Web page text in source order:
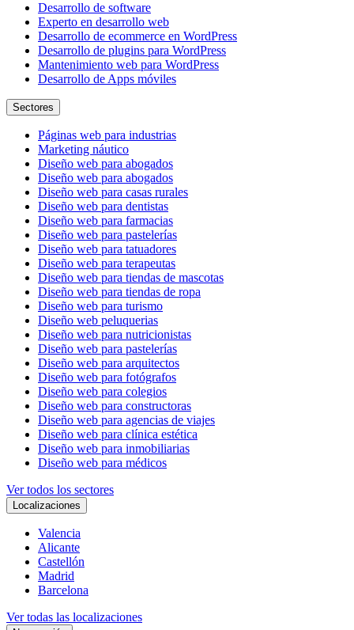
Desarrollo de software
Experto en desarrollo web
Desarrollo de ecommerce en WordPress
Desarrollo de plugins para WordPress
Mantenimiento web para WordPress
Desarrollo de Apps móviles
Sectores
Páginas web para industrias
Marketing náutico
Diseño web para abogados
Diseño web para abogados
Diseño web para casas rurales
Diseño web para dentistas
Diseño web para farmacias
Diseño web para pastelerías
Diseño web para tatuadores
Diseño web para terapeutas
Diseño web para tiendas de mascotas
Diseño web para tiendas de ropa
Diseño web para turismo
Diseño web peluquerias
Diseño web para nutricionistas
Diseño web para pastelerías
Diseño web para arquitectos
Diseño web para fotógrafos
Diseño web para colegios
Diseño web para constructoras
Diseño web para agencias de viajes
Diseño web para clínica estética
Diseño web para inmobiliarias
Diseño web para médicos
Ver todos los sectores
Localizaciones
Valencia
Alicante
Castellón
Madrid
Barcelona
Ver todas las localizaciones